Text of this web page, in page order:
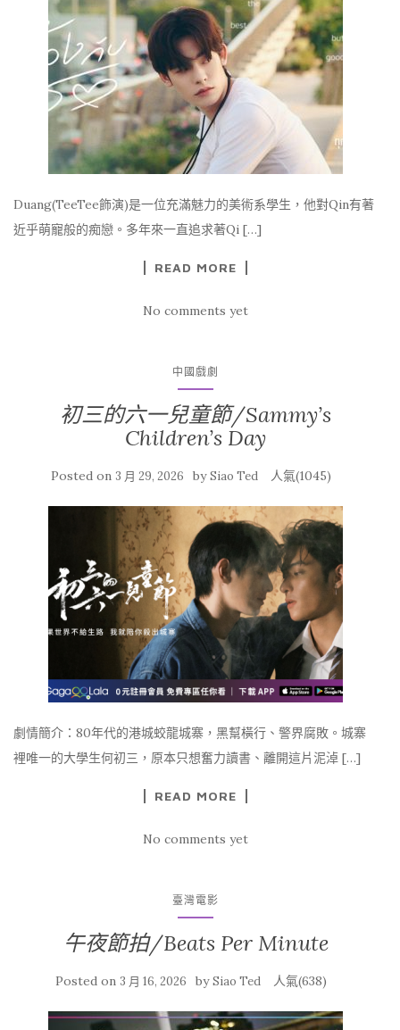
Duang(TeeTee飾演)是一位充滿魅力的美術系學生，他對Qin有著
近乎萌寵般的痴戀。多年來一直追求著Qi […]
READ MORE
No comments yet
中國戲劇
初三的六一兒童節/Sammy’s
Children’s Day
Posted on 3 月 29, 2026 bySiao Ted 人氣(1045)
劇情簡介：80年代的港城蛟龍城寨，黑幫橫行、警界腐敗。城寨
裡唯一的大學生何初三，原本只想奮力讀書、離開這片泥淖 […]
READ MORE
No comments yet
臺灣電影
午夜節拍/Beats Per Minute
Posted on 3 月 16, 2026 bySiao Ted 人氣(638)